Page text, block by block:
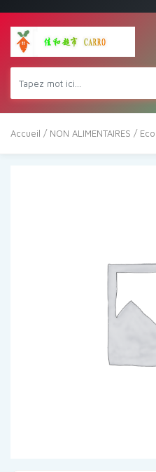
Accueil / NON ALIMENTAIRES /